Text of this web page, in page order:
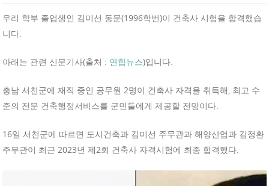
우리 학부 졸업생인 김미선 동문(1996학번)이 건축사 시험을 합격했습
니다.
아래는 관련 신문기사(출처 : 연합뉴스)입니다.
충남 서천군에 재직 중인 공무원 2명이 건축사 자격을 취득해, 최고 수
준의 전문 건축행정서비스를 군민들에게 제공할 전망이다.
16일 서천군에 따르면 도시건축과 김미선 주무관과 해양산업과 김정환
주무관이 최근 2023년 제2회 건축사 자격시험에 최종 합격했다.